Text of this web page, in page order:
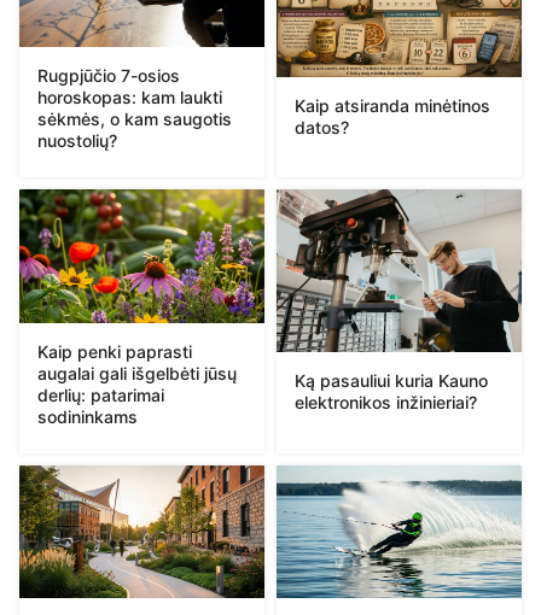
Rugpjūčio 7-osios
horoskopas: kam laukti
sėkmės, o kam saugotis
nuostolių?
Kaip atsiranda minėtinos
datos?
Kaip penki paprasti
augalai gali išgelbėti jūsų
derlių: patarimai
sodininkams
Ką pasauliui kuria Kauno
elektronikos inžinieriai?